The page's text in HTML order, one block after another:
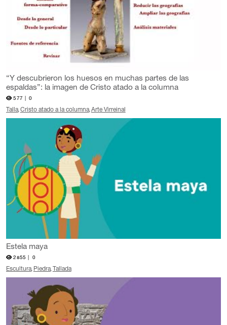
“Y descubrieron los huesos en muchas partes de las
espaldas”: la imagen de Cristo atado a la columna
577 | 0
Talla Cristo atado a la columna Arte Virreinal
Estela maya
2855 | 0
Escultura Piedra Tallada